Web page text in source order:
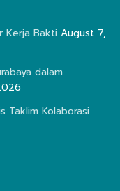
Kerja Bakti August 7,
dalam
Taklim Kolaborasi